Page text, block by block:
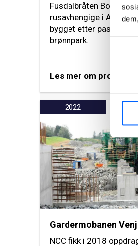
Fusdalbråten Botiltak
rusavhengige i Asker
bygget etter passivhus
brønnpark.
Les mer om prosjektet
2022
Gardermobanen
NCC fikk i 2018